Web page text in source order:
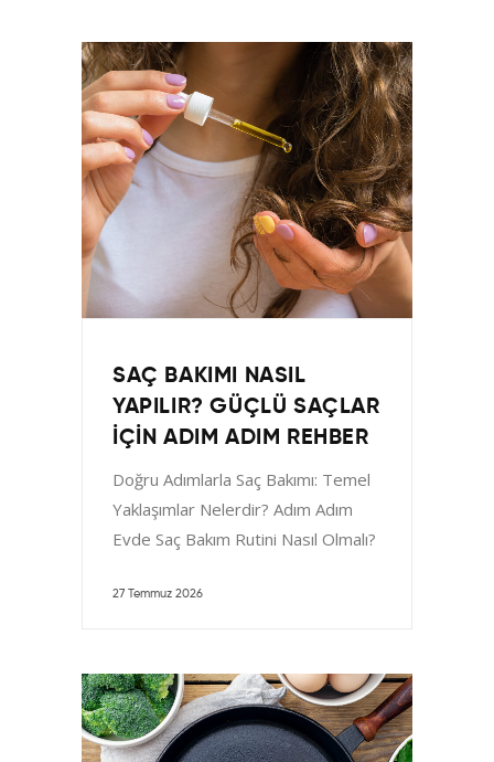
SAÇ BAKIMI NASIL
YAPILIR? GÜÇLÜ SAÇLAR
IÇIN ADIM ADIM REHBER
Doğru Adımlarla Saç Bakımı: Temel
Yaklaşımlar Nelerdir? Adım Adım
Evde Saç Bakım Rutini Nasıl Olmalı?
27 Temmuz 2026